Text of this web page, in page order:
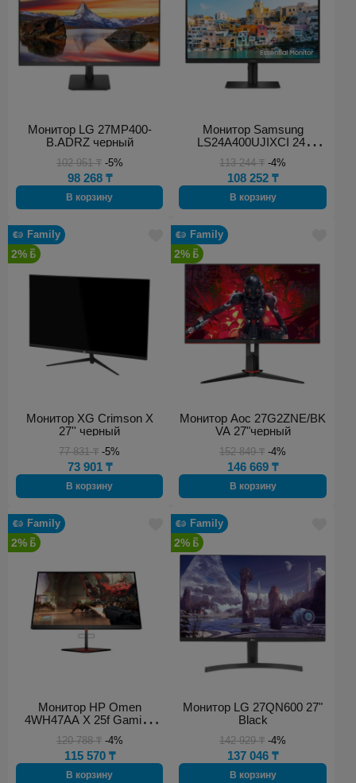
Монитор LG 27MP400-
B.ADRZ черный
102 951₸ -5%
98 268 ₸
В корзину
Монитор Samsung
LS24A400UJIXCI 24"
113 244₸ -4%
108 252₸
В корзину
Family
2%
Монитор XG Crimson X
27'' черный
77 831₸ -5%
73 901 ₸
В корзину
Family
2%
Монитор Aoc 27G2ZNE/BK
VA 27"черный
152 849₸ -4%
146 669₸
В корзину
Family
2%
Монитор HP Omen
4WH47AA X 25f Gaming
120 788₸ -4%
115 570 ₸
В корзину
Family
2%
Монитор LG 27QN600 27"
Black
142 929₸ -4%
137 046₸
В корзину